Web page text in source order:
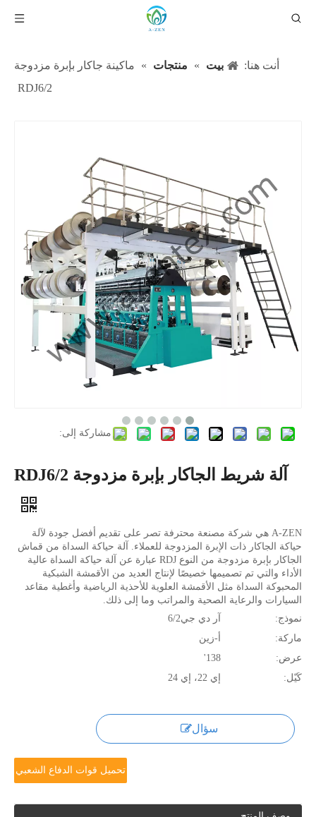
أنت هنا: بيت » منتجات »
ماكينة جاكار بإبرة مزدوجة
RDJ6/2
مشاركة إلى:
آلة شريط الجاكار بإبرة مزدوجة RDJ6/2
A-ZEN هي شركة مصنعة محترفة تصر على تقديم أفضل جودة لآلة
حياكة الجاكار ذات الإبرة المزدوجة للعملاء. آلة حياكة السداة من قماش
الجاكار بإبرة مزدوجة من النوع RDJ عبارة عن آلة حياكة السداة عالية
الأداء والتي تم تصميمها خصيصًا لإنتاج العديد من الأقمشة الشبكية
المحبوكة السداة مثل الأقمشة العلوية للأحذية الرياضية وأغطية مقاعد
السيارات والرعاية الصحية والمراتب وما إلى ذلك.
نموذج:
آر دي جي6/2
ماركة:
أ-زين
عرض:
138'
كَيّل:
إي 22، إي 24
سؤال
تحميل قوات الدفاع الشعبي